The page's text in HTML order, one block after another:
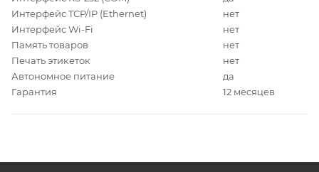
Интерфейс TCP/IP (Ethernet)
нет
Интерфейс Wi-Fi
нет
Память товаров
нет
Печать этикеток
нет
Автономное питание
да
Гарантия
12 месяцев